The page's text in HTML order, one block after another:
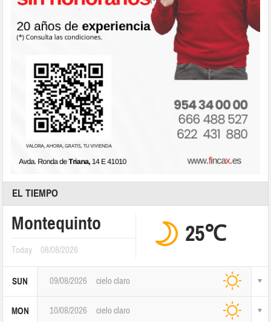
EL TIEMPO
Montequinto
Today 08/08/2026
25℃
SUN 09/08/2026 cielo claro
MON 10/08/2026 cielo claro